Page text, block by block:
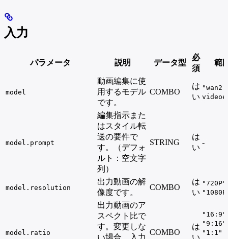
入力
パラメータ 説明 データ型
必
須
範
model
動画編集に使
用するモデル
です。
COMBO
は
い
model.prompt
編集指示また
はスタイル転
送の要件で
す。（デフォ
ルト：空文字
列）
STRING
は
い
-
model.resolution
出力動画の解
像度です。
COMBO
は
い
"720P"
model.ratio
出力動画のア
スペクト比で
す。変更しな
い場合、入力
COMBO
は
い
"16:9"
"9:16"
"1:1"